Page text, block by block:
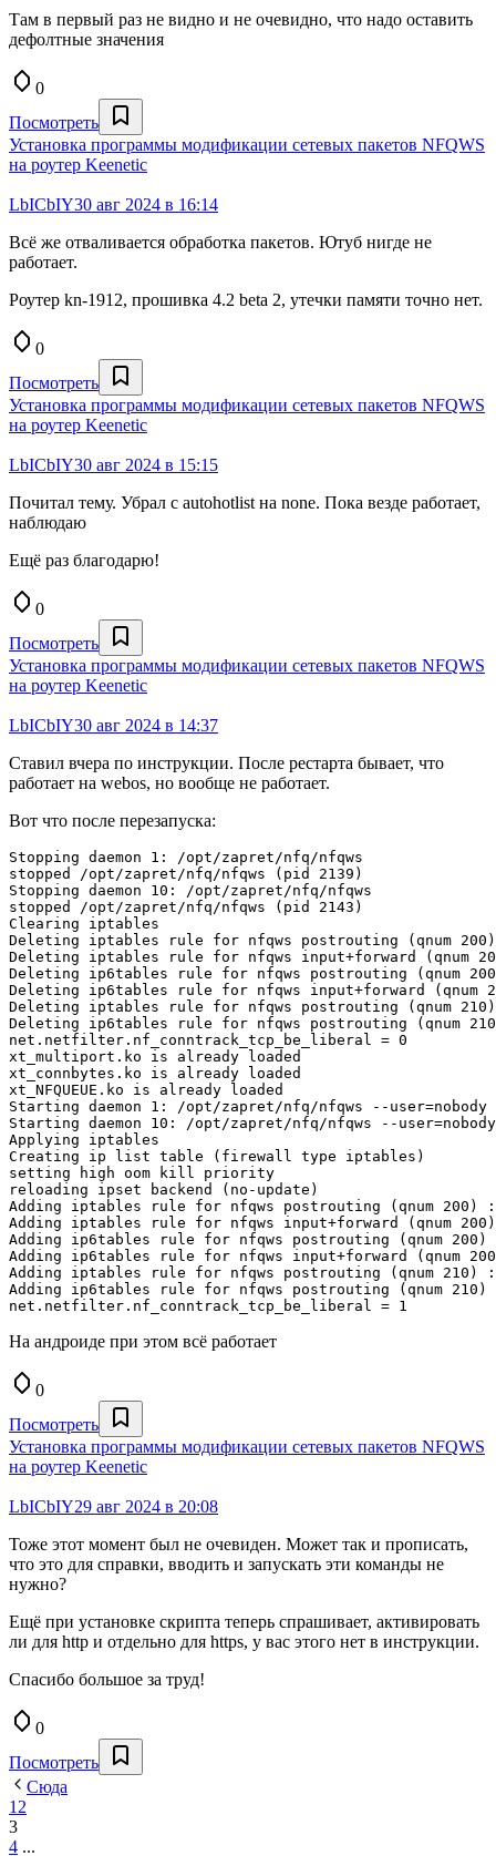
Там в первый раз не видно и не очевидно, что надо оставить
дефолтные значения
0
Посмотреть
Установка программы модификации сетевых пакетов NFQWS
на роутер Keenetiс
LbICbIY30 авг 2024 в 16:14
Всё же отваливается обработка пакетов. Ютуб нигде не
работает.
Роутер kn-1912, прошивка 4.2 beta 2, утечки памяти точно нет.
0
Посмотреть
Установка программы модификации сетевых пакетов NFQWS
на роутер Keenetiс
LbICbIY30 авг 2024 в 15:15
Почитал тему. Убрал с autohotlist на none. Пока везде работает,
наблюдаю
Ещё раз благодарю!
0
Посмотреть
Установка программы модификации сетевых пакетов NFQWS
на роутер Keenetiс
LbICbIY30 авг 2024 в 14:37
Ставил вчера по инструкции. После рестарта бывает, что
работает на webos, но вообще не работает.
Вот что после перезапуска:
Stopping daemon 1: /opt/zapret/nfq/nfqws
stopped /opt/zapret/nfq/nfqws (pid 2139)
Stopping daemon 10: /opt/zapret/nfq/nfqws
stopped /opt/zapret/nfq/nfqws (pid 2143)
Clearing iptables
Deleting iptables rule for nfqws postrouting (qnum
Deleting iptables rule for nfqws input+forward (qnum
Deleting ip6tables rule for nfqws postrouting (qnum
Deleting ip6tables rule for nfqws input+forward (qnum
Deleting iptables rule for nfqws postrouting (qnum 210)
Deleting ip6tables rule for nfqws postrouting (qnum
net.netfilter.nf_conntrack_tcp_be_liberal = 0
xt_multiport.ko is already loaded
xt_connbytes.ko is already loaded
xt_NFQUEUE.ko is already loaded
Starting daemon 1: /opt/zapret/nfq/nfqws --
Starting daemon 10: /opt/zapret/nfq/nfqws --
Applying iptables
Creating ip list table (firewall type iptables)
setting high oom kill priority
reloading ipset backend (no-update)
Adding iptables rule for nfqws postrouting (qnum 200) :
Adding iptables rule for nfqws input+forward (qnum
Adding ip6tables rule for nfqws postrouting (qnum 200)
Adding ip6tables rule for nfqws input+forward (qnum
Adding iptables rule for nfqws postrouting (qnum 210) :
Adding ip6tables rule for nfqws postrouting (qnum 210)
net.netfilter.nf_conntrack_tcp_be_liberal = 1
На андроиде при этом всё работает
0
Посмотреть
Установка программы модификации сетевых пакетов NFQWS
на роутер Keenetiс
LbICbIY29 авг 2024 в 20:08
Тоже этот момент был не очевиден. Может так и прописать,
что это для справки, вводить и запускать эти команды не
нужно?
Ещё при установке скрипта теперь спрашивает, активировать
ли для http и отдельно для https, у вас этого нет в инструкции.
Спасибо большое за труд!
0
Посмотреть
Сюда
1 2
3
4 ...